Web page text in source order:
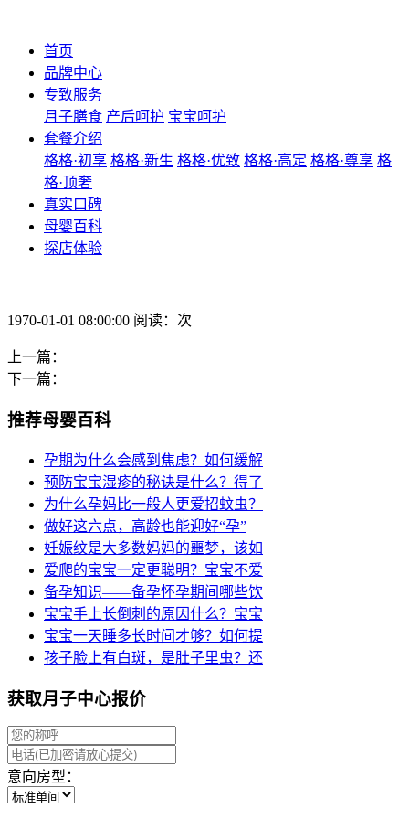
首页
品牌中心
专致服务
月子膳食 产后呵护 宝宝呵护
套餐介绍
格格·初享 格格·新生 格格·优致 格格·高定 格格·尊享 格
格·顶奢
真实口碑
母婴百科
探店体验
1970-01-01 08:00:00 阅读：次
上一篇：
下一篇：
推荐母婴百科
孕期为什么会感到焦虑？如何缓解
预防宝宝湿疹的秘诀是什么？得了
为什么孕妈比一般人更爱招蚊虫？
做好这六点，高龄也能迎好“孕”
妊娠纹是大多数妈妈的噩梦，该如
爱爬的宝宝一定更聪明？宝宝不爱
备孕知识——备孕怀孕期间哪些饮
宝宝手上长倒刺的原因什么？宝宝
宝宝一天睡多长时间才够？如何提
孩子脸上有白斑，是肚子里虫？还
获取月子中心报价
意向房型：